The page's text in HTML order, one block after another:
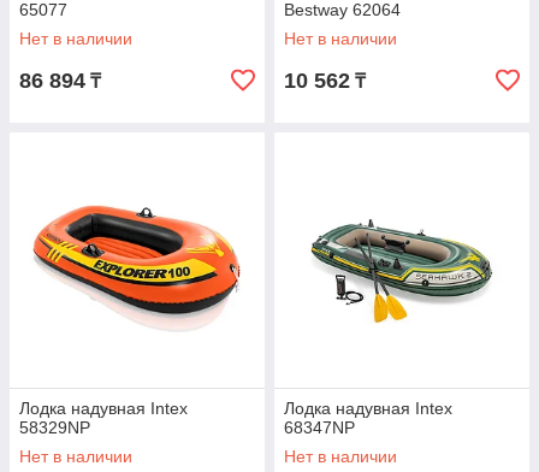
65077
Нет в наличии
86 894 ₸
Bestway 62064
Нет в наличии
10 562 ₸
Лодка надувная Intex
58329NP
Нет в наличии
Лодка надувная Intex
68347NP
Нет в наличии